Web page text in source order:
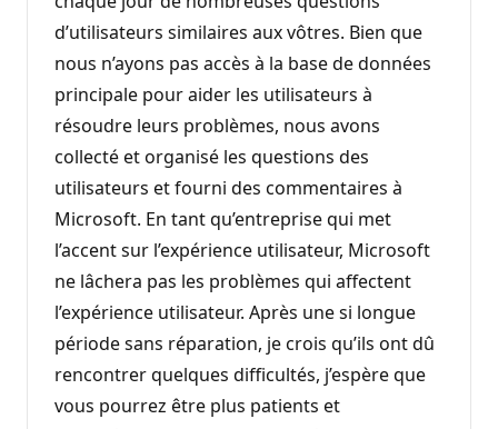
d’utilisateurs similaires aux vôtres. Bien que
nous n’ayons pas accès à la base de données
principale pour aider les utilisateurs à
résoudre leurs problèmes, nous avons
collecté et organisé les questions des
utilisateurs et fourni des commentaires à
Microsoft. En tant qu’entreprise qui met
l’accent sur l’expérience utilisateur, Microsoft
ne lâchera pas les problèmes qui affectent
l’expérience utilisateur. Après une si longue
période sans réparation, je crois qu’ils ont dû
rencontrer quelques difficultés, j’espère que
vous pourrez être plus patients et